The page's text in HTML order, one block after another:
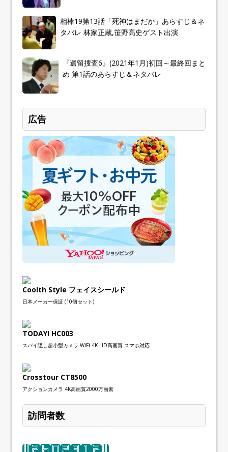
相棒19第13話「死神はまだか」あらすじ＆ネ
タバレ 林家正蔵,笹野高史ゲスト出演
『遺留捜査6』(2021年1月)初回～最終回まと
め 第1話のあらすじ＆ネタバレ
広告
Coolth Style フェイスシールド
日本メーカー保証 (10個セット)
TODAYI HC003
スパイ隠し超小型カメラ WiFi 4K HD高画質 スマホ対応
Crosstour CT8500
アクションカメラ 4K高画質2000万画素
訪問者数